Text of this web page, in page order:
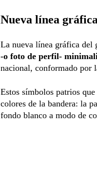
Nueva línea
La nueva línea gráfica del
-o foto de perfil-
nacional, conformado por
Estos símbolos patrios
colores de la bandera: la
fondo blanco a modo de